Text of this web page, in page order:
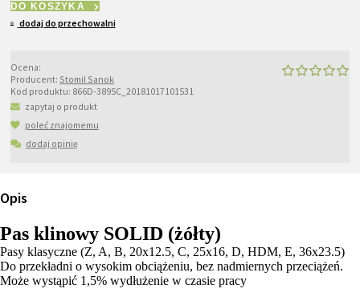
DO KOSZYKA
dodaj do przechowalni
Ocena:
Producent: Stomil Sanok
Kod produktu: 866D-3895C_20181017101531
zapytaj o produkt
poleć znajomemu
dodaj opinię
Opis
Pas klinowy SOLID (żółty)
Pasy klasyczne (Z, A, B, 20x12.5, C, 25x16, D, HDM, E, 36x23.5)
Do przekładni o wysokim obciążeniu, bez nadmiernych przeciążeń.
Może wystąpić 1,5% wydłużenie w czasie pracy